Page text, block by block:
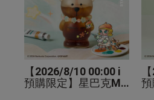
【2026/8/10 00:00 i
預購限定】星巴克MO